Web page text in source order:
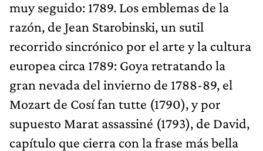
muy seguido: 1789. Los emblemas de la
razón, de Jean Starobinski, un sutil
recorrido sincrónico por el arte y la cultura
europea circa 1789: Goya retratando la
gran nevada del invierno de 1788-89, el
Mozart de Cosí fan tutte (1790), y por
supuesto Marat assassiné (1793), de David,
capítulo que cierra con la frase más bella